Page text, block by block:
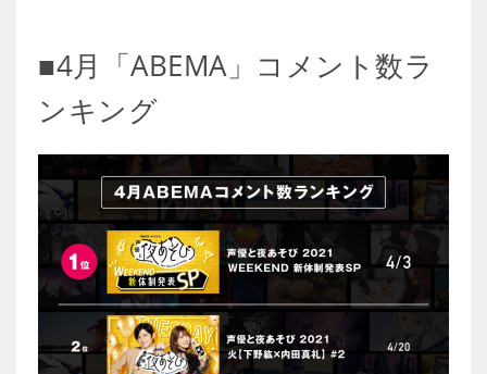
■4月「ABEMA」コメント数ラ
ンキング